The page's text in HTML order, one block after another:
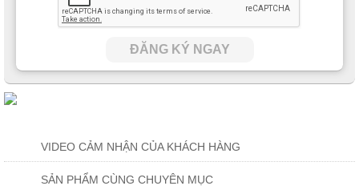
Khi đã đến độ tuổi đi học và càng học lên các lớp cao hơn qua
tăng lên cùng. Ngay lúc này các mẹ cần phải hoàn thiện cho bé
ĐĂNG KÝ NGAY
VIDEO CẢM NHẬN CỦA KHÁCH HÀNG
SẢN PHẨM CÙNG CHUYÊN MỤC